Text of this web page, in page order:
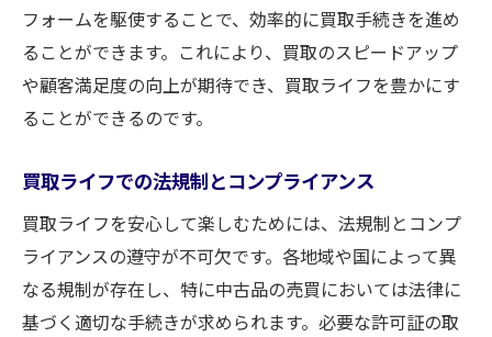
フォームを駆使することで、効率的に買取手続きを進め
ることができます。これにより、買取のスピードアップ
や顧客満足度の向上が期待でき、買取ライフを豊かにす
ることができるのです。
買取ライフでの法規制とコンプライアンス
買取ライフを安心して楽しむためには、法規制とコンプ
ライアンスの遵守が不可欠です。各地域や国によって異
なる規制が存在し、特に中古品の売買においては法律に
基づく適切な手続きが求められます。必要な許可証の取